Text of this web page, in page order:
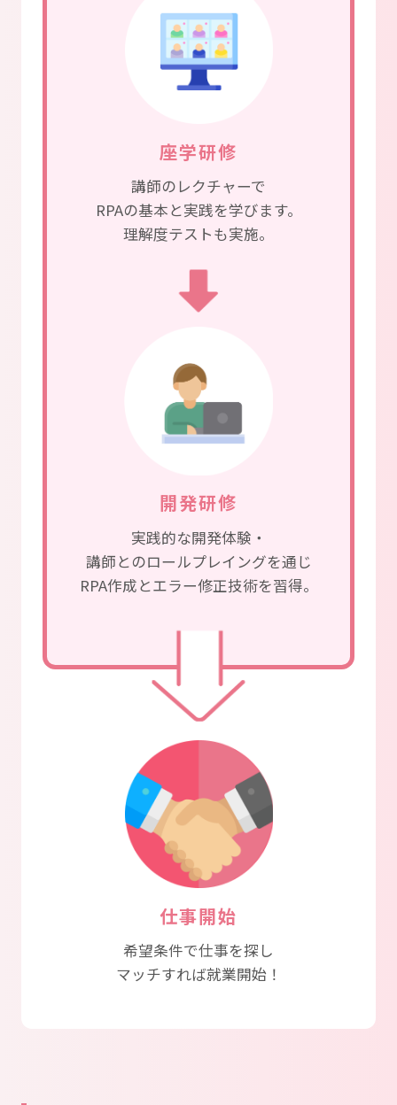
座学研修
講師のレクチャーで
RPAの基本と実践を学びます。
理解度テストも実施。
開発研修
実践的な開発体験・
講師とのロールプレイングを通じ
RPA作成とエラー修正技術を習得。
仕事開始
希望条件で仕事を探し
マッチすれば就業開始！